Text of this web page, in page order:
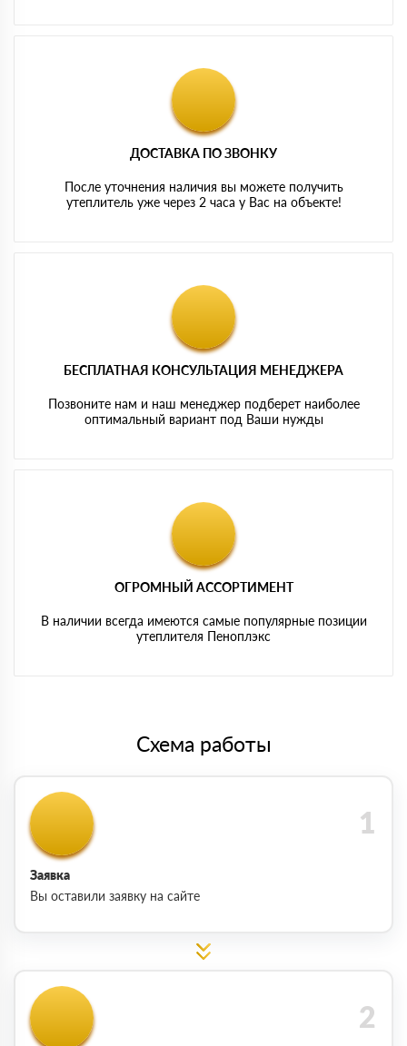
ДОСТАВКА ПО ЗВОНКУ
После уточнения наличия вы можете получить
утеплитель уже через 2 часа у Вас на объекте!
БЕСПЛАТНАЯ КОНСУЛЬТАЦИЯ МЕНЕДЖЕРА
Позвоните нам и наш менеджер подберет наиболее
оптимальный вариант под Ваши нужды
ОГРОМНЫЙ АССОРТИМЕНТ
В наличии всегда имеются самые популярные позиции
утеплителя Пеноплэкс
Схема работы
Заявка
Вы оставили заявку на сайте